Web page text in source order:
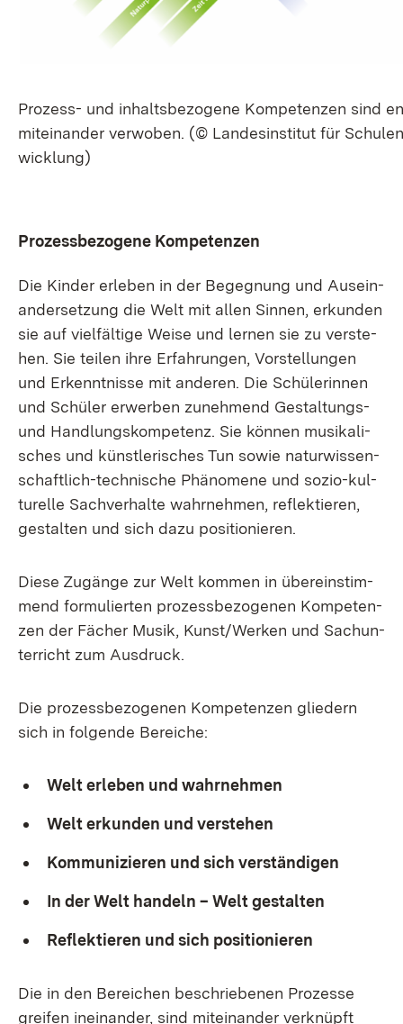
Pro­zess- und in­halts­be­zo­ge­ne Kom­pe­ten­zen sind
mit­ein­an­der ver­wo­ben. (© Lan­des­in­sti­tut für
wick­lung)
Pro­zess­be­zo­ge­ne Kom­pe­ten­zen
Die Kin­der er­le­ben in der Be­geg­nung und Aus­ein­
an­der­set­zung die Welt mit al­len Sin­nen, er­kun­den
sie auf viel­fäl­ti­ge Wei­se und ler­nen sie zu ver­ste­
hen. Sie tei­len ih­re Er­fah­run­gen, Vor­stel­lun­gen
und Er­kennt­nis­se mit an­de­ren. Die Schü­le­rin­nen
und Schü­ler er­wer­ben zu­neh­mend Ge­stal­tungs-
und Hand­lungs­kom­pe­tenz. Sie kön­nen mu­si­ka­li­
sches und künst­le­ri­sches Tun so­wie na­tur­wis­sen­
schaft­lich-tech­ni­sche Phä­no­me­ne und so­zio-kul­
tu­rel­le Sach­ver­hal­te wahr­neh­men, re­flek­tie­ren,
ge­stal­ten und sich da­zu po­si­tio­nie­ren.
Die­se Zu­gän­ge zur Welt kom­men in über­ein­stim­
mend for­mu­lier­ten pro­zess­be­zo­ge­nen Kom­pe­ten­
zen der Fä­cher Mu­sik, Kunst/Wer­ken und Sach­un­
ter­richt zum Aus­druck.
Die pro­zess­be­zo­ge­nen Kom­pe­ten­zen glie­dern
sich in fol­gen­de Be­rei­che:
Welt er­le­ben und wahr­neh­men
Welt er­kun­den und ver­ste­hen
Kom­mu­ni­zie­ren und sich ver­stän­di­gen
In der Welt han­deln – Welt ge­stal­ten
Re­flek­tie­ren und sich po­si­tio­nie­ren
Die in den Be­rei­chen be­schrie­be­nen Pro­zes­se
grei­fen in­ein­an­der, sind mit­ein­an­der ver­knüpft